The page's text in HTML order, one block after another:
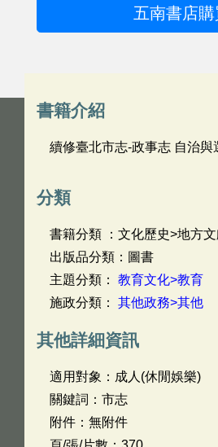
五南書店購
書籍介紹
續修臺北市志-政事志 自治與
分類
書籍分類 ：文化歷史>地方
出版品分類：圖書
主題分類： 教育文化>教育
施政分類： 其他政務>其他
其他詳細資訊
適用對象：成人(休閒娛樂)
關鍵詞：市志
附件：無附件